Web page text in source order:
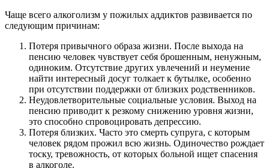
Чаще всего алкоголизм у пожилых аддиктов развивается по
следующим причинам:
Потеря привычного образа жизни. После выхода на
пенсию человек чувствует себя брошенным, ненужным,
одиноким. Отсутствие других увлечений и неумение
найти интересный досуг толкает к бутылке, особенно
при отсутствии поддержки от близких родственников.
Неудовлетворительные социальные условия. Выход на
пенсию приводит к резкому снижению уровня жизни,
это способно спровоцировать депрессию.
Потеря близких. Часто это смерть супруга, с которым
человек рядом прожил всю жизнь. Одиночество рождает
тоску, тревожность, от которых больной ищет спасения
в алкоголе.